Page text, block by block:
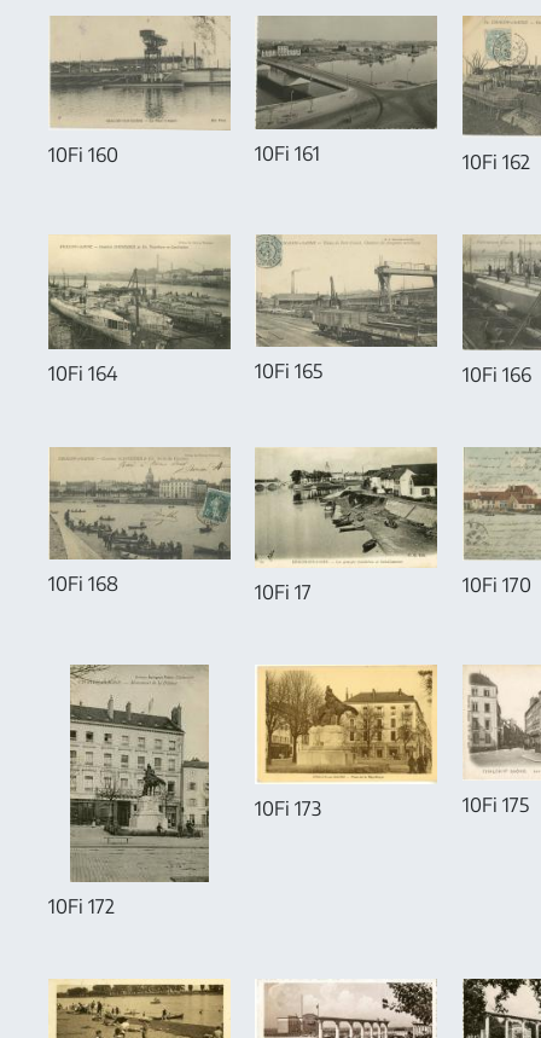
10Fi 160 10Fi 161 10Fi 162
10Fi 164 10Fi 165 10Fi 166
10Fi 168 10Fi 17 10Fi 170
10Fi 172
10Fi 173 10Fi 175